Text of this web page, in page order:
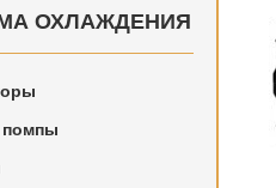
ОХЛАЖДЕНИЯ